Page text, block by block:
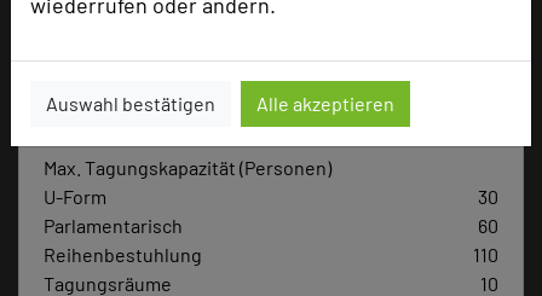
Auswahl bestätigen Alle akzeptieren
Hotel bewerten
Hoteldaten
Max. Tagungskapazität (Personen)
U-Form
30
Parlamentarisch
60
Reihenbestuhlung
110
Tagungsräume
10